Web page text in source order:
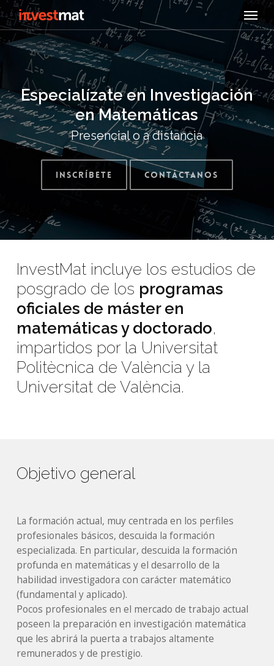
Skip
to
main
content
Menu
Especialízate en Investigación
en Matemáticas
Presencial o a distancia
Inscríbete Contáctanos
InvestMat incluye los estudios de
posgrado de los programas
oficiales de máster en
matemáticas y doctorado,
impartidos por la Universitat
Politècnica de València y la
Universitat de València.
Objetivo general
La formación actual, muy centrada en los perfiles
profesionales básicos, descuida la formación
especializada. En particular, descuida la formación
profunda en matemáticas y el desarrollo de la
habilidad investigadora con carácter matemático
(fundamental y aplicado).
Pocos profesionales en el mercado de trabajo actual
poseen la preparación en investigación matemática
que les abrirá la puerta a trabajos altamente
remunerados y de prestigio.